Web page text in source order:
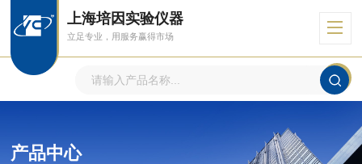
上海培因实验仪器
立足专业，用服务赢得市场
产品中心